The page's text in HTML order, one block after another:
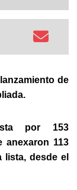
de
por 153
anexaron 113
lista, desde el